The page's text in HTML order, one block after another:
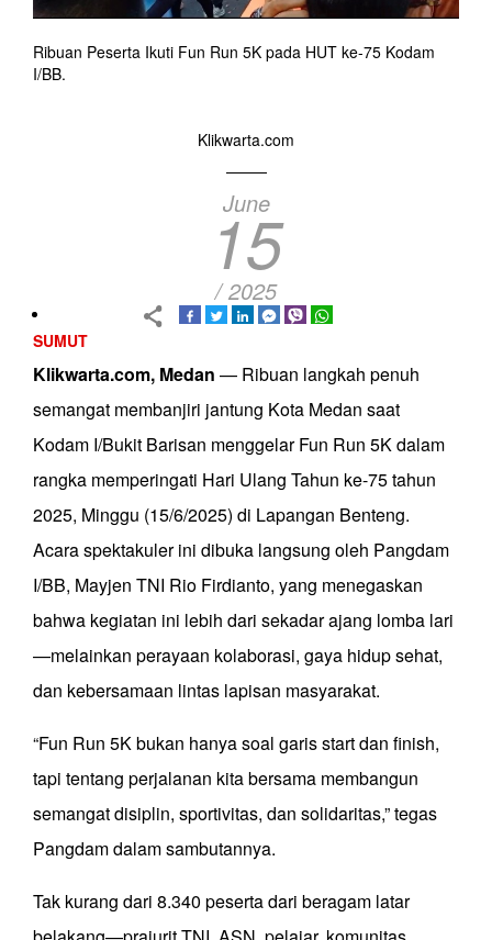
Ribuan Peserta Ikuti Fun Run 5K pada HUT ke-75 Kodam
I/BB.
Klikwarta.com
June
15
/ 2025
SUMUT
Klikwarta.com, Medan — Ribuan langkah penuh
semangat membanjiri jantung Kota Medan saat
Kodam I/Bukit Barisan menggelar Fun Run 5K dalam
rangka memperingati Hari Ulang Tahun ke-75 tahun
2025, Minggu (15/6/2025) di Lapangan Benteng.
Acara spektakuler ini dibuka langsung oleh Pangdam
I/BB, Mayjen TNI Rio Firdianto, yang menegaskan
bahwa kegiatan ini lebih dari sekadar ajang lomba lari
—melainkan perayaan kolaborasi, gaya hidup sehat,
dan kebersamaan lintas lapisan masyarakat.
“Fun Run 5K bukan hanya soal garis start dan finish,
tapi tentang perjalanan kita bersama membangun
semangat disiplin, sportivitas, dan solidaritas,” tegas
Pangdam dalam sambutannya.
Tak kurang dari 8.340 peserta dari beragam latar